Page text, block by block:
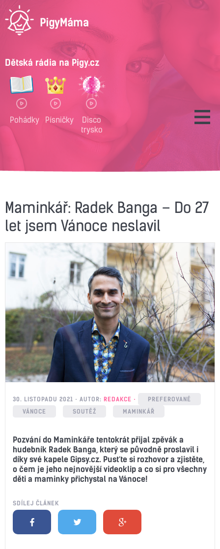
Dětská rádia na Pigy.cz
Pohádky Písničky
Disco
trysko
Maminkář: Radek Banga – Do 27
let jsem Vánoce neslavil
30. LISTOPADU 2021 AUTOR: REDAKCE
PREFEROVANÉ
VÁNOCE
SOUTĚŽ MAMINKÁŘ
Pozvání do Maminkáře tentokrát přijal zpěvák a
hudebník Radek Banga, který se původně proslavil i
díky své kapele Gipsy.cz. Pusťte si rozhovor a zjistěte,
o čem je jeho nejnovější videoklip a co si pro všechny
děti a maminky přichystal na Vánoce!
SDÍLEJ ČLÁNEK